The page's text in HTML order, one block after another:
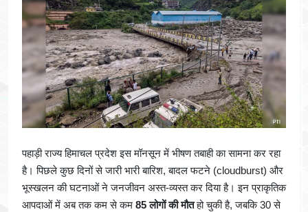
पहाड़ी राज्य हिमाचल प्रदेश इस मॉनसून में भीषण तबाही का सामना कर रहा
है। पिछले कुछ दिनों से जारी भारी बारिश, बादल फटने (cloudburst) और
भूस्खलन की घटनाओं ने जनजीवन अस्त-व्यस्त कर दिया है। इन प्राकृतिक
आपदाओं में अब तक कम से कम 85 लोगों की मौतहो चुकी है, जबकि 30 से